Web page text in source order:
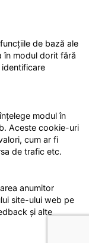
de bază ale
în modul dorit fără
modul în
Aceste cookie-uri
cum ar fi
de trafic etc.
anumitor
site-ului web pe
și alte